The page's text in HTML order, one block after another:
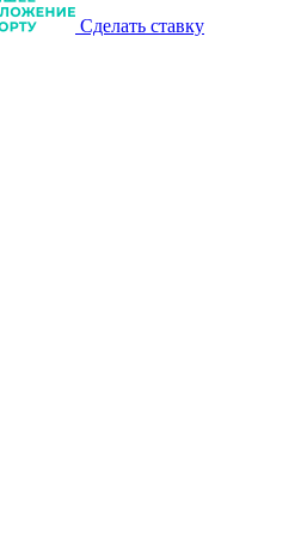
Сделать ставку